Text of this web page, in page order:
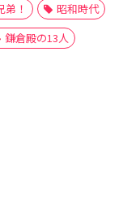
弟！
昭和時代
鎌倉殿の13人